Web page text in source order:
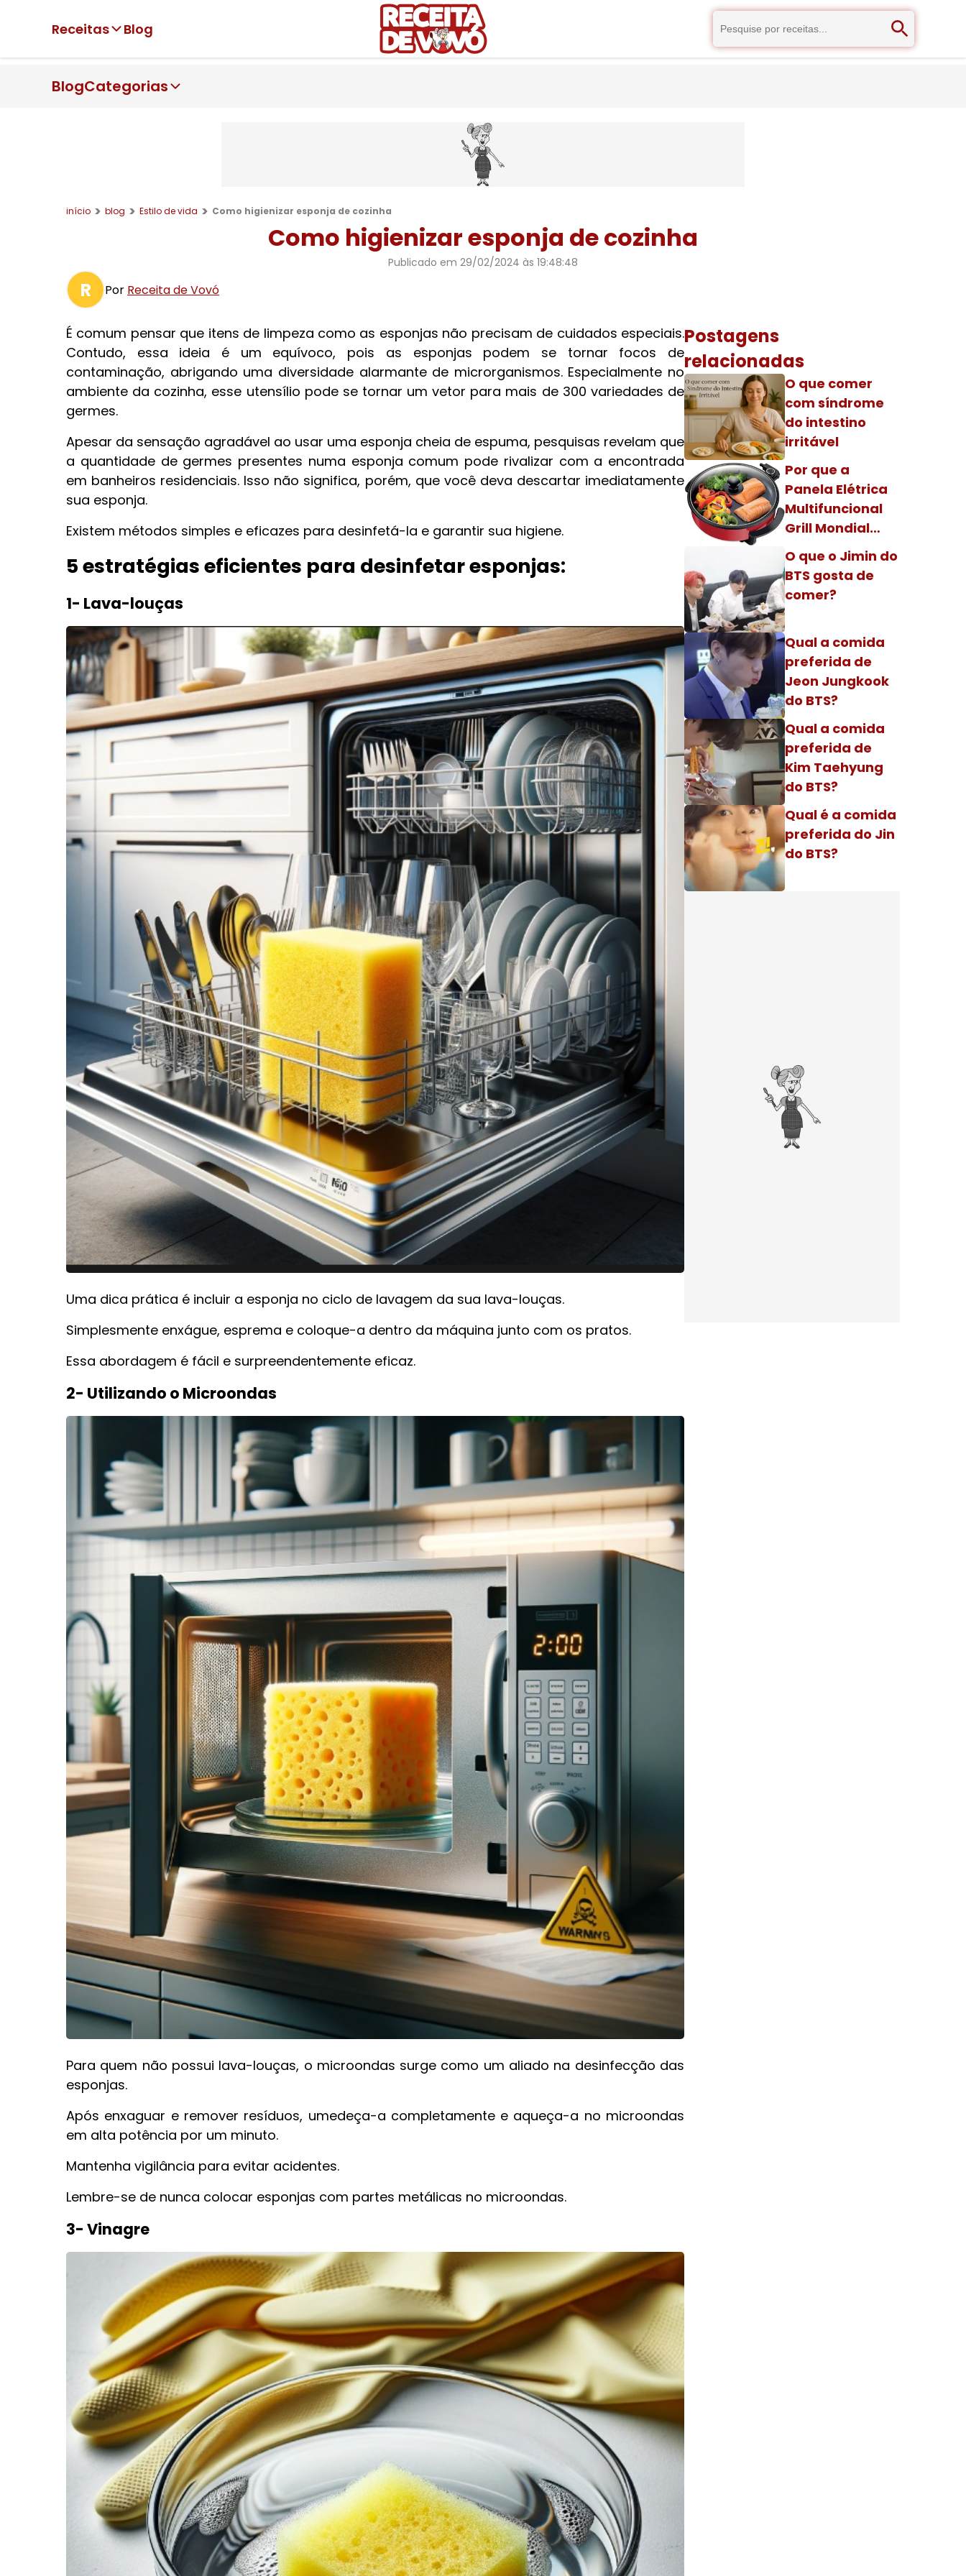
Receitas Blog
BlogCategorias
início blog Estilo de vida Como higienizar esponja de cozinha
Como higienizar esponja de cozinha
Publicado em 29/02/2024 às 19:48:48
R Por Receita de Vovó
É comum pensar que itens de limpeza como as esponjas não precisam de cuidados especiais.
Contudo, essa ideia é um equívoco, pois as esponjas podem se tornar focos de
contaminação, abrigando uma diversidade alarmante de microrganismos. Especialmente no
ambiente da cozinha, esse utensílio pode se tornar um vetor para mais de 300 variedades de
germes.
Apesar da sensação agradável ao usar uma esponja cheia de espuma, pesquisas revelam que
a quantidade de germes presentes numa esponja comum pode rivalizar com a encontrada
em banheiros residenciais. Isso não significa, porém, que você deva descartar imediatamente
sua esponja.
Existem métodos simples e eficazes para desinfetá-la e garantir sua higiene.
5 estratégias eficientes para desinfetar esponjas:
1- Lava-louças
Uma dica prática é incluir a esponja no ciclo de lavagem da sua lava-louças.
Simplesmente enxágue, esprema e coloque-a dentro da máquina junto com os pratos.
Essa abordagem é fácil e surpreendentemente eficaz.
2- Utilizando o Microondas
Para quem não possui lava-louças, o microondas surge como um aliado na desinfecção das
esponjas.
Após enxaguar e remover resíduos, umedeça-a completamente e aqueça-a no microondas
em alta potência por um minuto.
Mantenha vigilância para evitar acidentes.
Lembre-se de nunca colocar esponjas com partes metálicas no microondas.
3- Vinagre
Postagens
relacionadas
O que comer
com síndrome
do intestino
irritável
Por que a
Panela Elétrica
Multifuncional
Grill Mondial
desliga sozinha?
O que o Jimin do
BTS gosta de
comer?
Qual a comida
preferida de
Jeon Jungkook
do BTS?
Qual a comida
preferida de
Kim Taehyung
do BTS?
Qual é a comida
preferida do Jin
do BTS?